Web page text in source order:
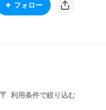
フォロー
利用条件で絞り込む